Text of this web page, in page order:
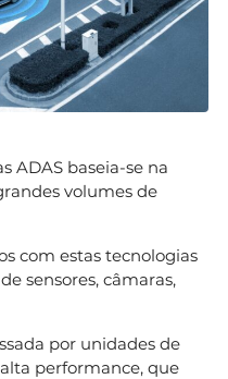
ADAS baseia-se na
volumes de
com estas tecnologias
sensores, câmaras,
por unidades de
performance, que